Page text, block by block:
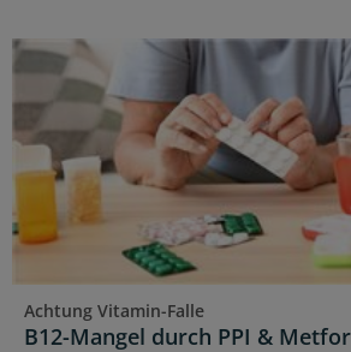
Achtung Vitamin-Falle
B12-Mangel durch PPI &